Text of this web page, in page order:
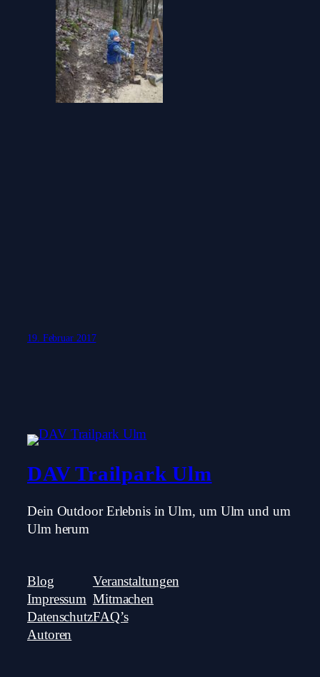
19. Februar 2017
DAV Trailpark Ulm
Dein Outdoor Erlebnis in Ulm, um Ulm und um
Ulm herum
Blog
Impressum
Datenschutz
Autoren
Veranstaltungen
Mitmachen
FAQ’s